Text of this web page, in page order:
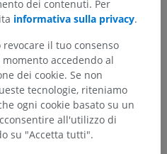
dei contenuti. Per
informativa sulla privacy.
il tuo consenso
accedendo al
dei cookie. Se non
tecnologie, riteniamo
ogni cookie basato su un
all'utilizzo di
su "Accetta tutti".